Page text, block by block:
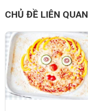
CHỦ ĐỀ LIÊN QUAN